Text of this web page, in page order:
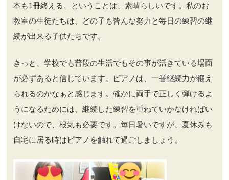
本も1冊終える、ということは、素晴らしいです。私のお
教室の生徒たちは、どの子も皆んな努力と毎日の練習の継
続が出来る子供たちです。
きっと、学校でも普段の生活でもその事が活きている場面
が必ずあると信じています。ピアノは、一番継続力が鍛え
られるのかなぁと感じます。確かに両手で正しく弾けるよ
うになるためには、継続した練習を重ねていかなければい
けないので、根気も必要です。毎日暑いですが、夏休みも
自宅に居る時はピアノを触れて過ごしましょう。